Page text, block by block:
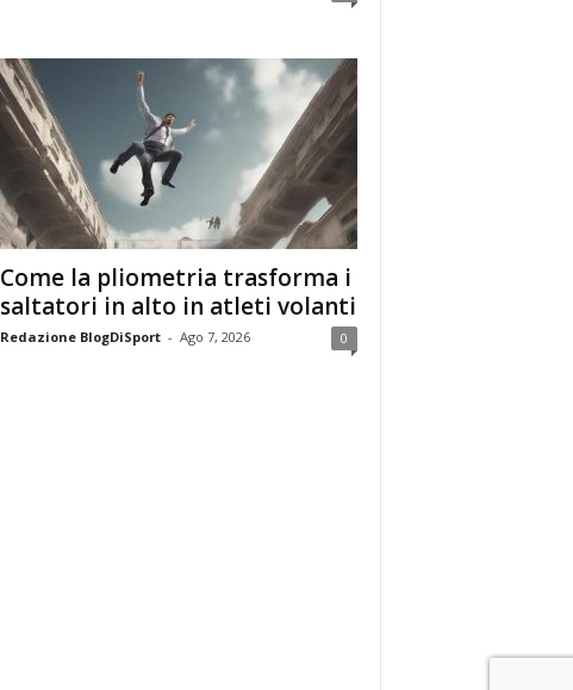
Come la pliometria trasforma i
saltatori in alto in atleti volanti
Redazione BlogDiSport - Ago 7, 2026 0